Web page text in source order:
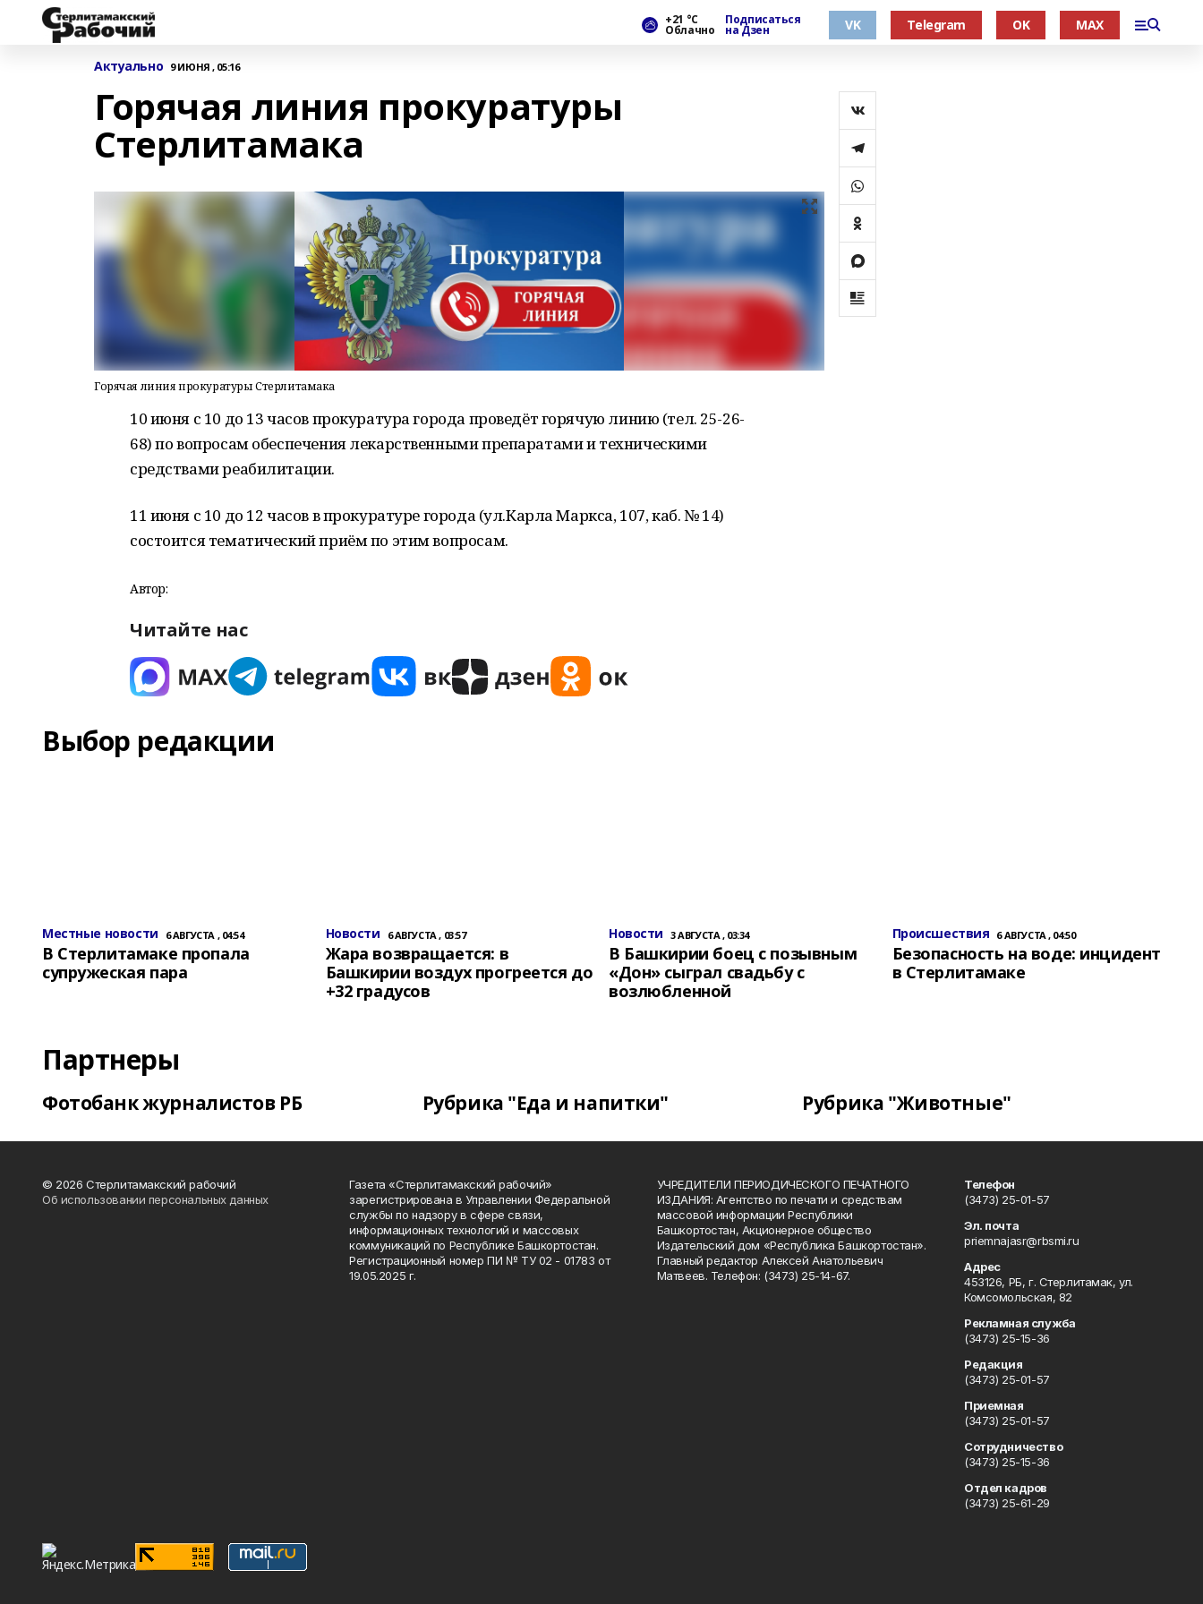
+21 °С
Облачно
Подписаться
на Дзен VK Telegram OK MAX
Актуально 9 ИЮНЯ , 05:16
Горячая линия прокуратуры
Стерлитамака
Горячая линия прокуратуры Стерлитамака
10 июня с 10 до 13 часов прокуратура города проведёт горячую линию (тел. 25-26-
68) по вопросам обеспечения лекарственными препаратами и техническими
средствами реабилитации.
11 июня с 10 до 12 часов в прокуратуре города (ул.Карла Маркса, 107, каб. № 14)
состоится тематический приём по этим вопросам.
Автор:
Читайте нас
Выбор редакции
Местные новости 6 АВГУСТА , 04:54
В Стерлитамаке пропала
супружеская пара
Новости 6 АВГУСТА , 03:57
Жара возвращается: в
Башкирии воздух прогреется до
+32 градусов
Новости 3 АВГУСТА , 03:34
В Башкирии боец с позывным
«Дон» сыграл свадьбу с
возлюбленной
Происшествия 6 АВГУСТА , 04:50
Безопасность на воде: инцидент
в Стерлитамаке
Партнеры
Фотобанк журналистов РБ Рубрика "Еда и напитки" Рубрика "Животные"
© 2026 Стерлитамакский рабочий
Об использовании персональных данных
Газета «Стерлитамакский рабочий»
зарегистрирована в Управлении Федеральной
службы по надзору в сфере связи,
информационных технологий и массовых
коммуникаций по Республике Башкортостан.
Регистрационный номер ПИ № ТУ 02 - 01783 от
19.05.2025 г.
УЧРЕДИТЕЛИ ПЕРИОДИЧЕСКОГО ПЕЧАТНОГО
ИЗДАНИЯ: Агентство по печати и средствам
массовой информации Республики
Башкортостан, Акционерное общество
Издательский дом «Республика Башкортостан».
Главный редактор Алексей Анатольевич
Матвеев. Телефон: (3473) 25-14-67.
Телефон
(3473) 25-01-57
Эл. почта
priemnajasr@rbsmi.ru
Адрес
453126, РБ, г. Стерлитамак, ул.
Комсомольская, 82
Рекламная служба
(3473) 25-15-36
Редакция
(3473) 25-01-57
Приемная
(3473) 25-01-57
Сотрудничество
(3473) 25-15-36
Отдел кадров
(3473) 25-61-29